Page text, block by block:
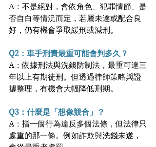
A：不是絕對，會依角色、犯罪情節、是
否自白等情況而定，若屬未遂或配合良
好，仍有機會爭取緩刑或減刑。
Q2：車手刑責最重可能會判多久？
A：依據刑法與洗錢防制法，最重可達三
年以上有期徒刑。但透過律師策略與證
據整理，有機會大幅降低刑期。
Q3：什麼是「想像競合」？
A：指一個行為違反多個法條，但法律只
處重的那一條。例如詐欺與洗錢未遂，